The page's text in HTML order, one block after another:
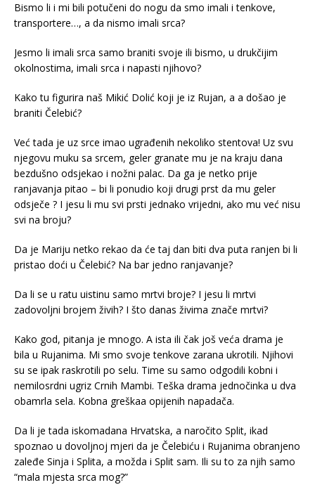
Bismo li i mi bili potučeni do nogu da smo imali i tenkove,
transportere…, a da nismo imali srca?
Jesmo li imali srca samo braniti svoje ili bismo, u drukčijim
okolnostima, imali srca i napasti njihovo?
Kako tu figurira naš Mikić Dolić koji je iz Rujan, a a došao je
braniti Čelebić?
Već tada je uz srce imao ugrađenih nekoliko stentova! Uz svu
njegovu muku sa srcem, geler granate mu je na kraju dana
bezdušno odsjekao i nožni palac. Da ga je netko prije
ranjavanja pitao – bi li ponudio koji drugi prst da mu geler
odsječe ? I jesu li mu svi prsti jednako vrijedni, ako mu već nisu
svi na broju?
Da je Mariju netko rekao da će taj dan biti dva puta ranjen bi li
pristao doći u Čelebić? Na bar jedno ranjavanje?
Da li se u ratu uistinu samo mrtvi broje? I jesu li mrtvi
zadovoljni brojem živih? I što danas živima znače mrtvi?
Kako god, pitanja je mnogo. A ista ili čak još veća drama je
bila u Rujanima. Mi smo svoje tenkove zarana ukrotili. Njihovi
su se ipak raskrotili po selu. Time su samo odgodili kobni i
nemilosrdni ugriz Crnih Mambi. Teška drama jednočinka u dva
obamrla sela. Kobna greškaa opijenih napadača.
Da li je tada iskomadana Hrvatska, a naročito Split, ikad
spoznao u dovoljnoj mjeri da je Čelebiću i Rujanima obranjeno
zaleđe Sinja i Splita, a možda i Split sam. Ili su to za njih samo
“mala mjesta srca mog?”